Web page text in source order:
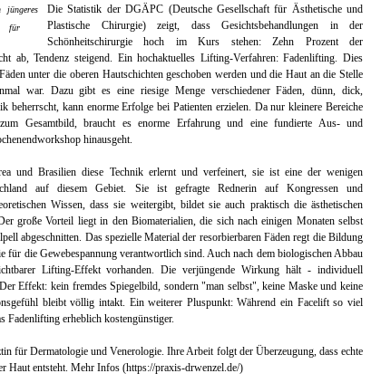
für
Die Statistik der DGÄPC (Deutsche Gesellschaft für Ästhetische und
Plastische Chirurgie) zeigt, dass Gesichtsbehandlungen in der
Schönheitschirurgie hoch im Kurs stehen: Zehn Prozent der
ab, Tendenz steigend. Ein hochaktuelles Lifting-Verfahren: Fadenlifting. Dies
unter die oberen Hautschichten geschoben werden und die Haut an die Stelle
war. Dazu gibt es eine riesige Menge verschiedener Fäden, dünn, dick,
beherrscht, kann enorme Erfolge bei Patienten erzielen. Da nur kleinere Bereiche
Gesamtbild, braucht es enorme Erfahrung und eine fundierte Aus- und
hinausgeht.
und Brasilien diese Technik erlernt und verfeinert, sie ist eine der wenigen
auf diesem Gebiet. Sie ist gefragte Rednerin auf Kongressen und
Wissen, dass sie weitergibt, bildet sie auch praktisch die ästhetischen
große Vorteil liegt in den Biomaterialien, die sich nach einigen Monaten selbst
abgeschnitten. Das spezielle Material der resorbierbaren Fäden regt die Bildung
für die Gewebespannung verantwortlich sind. Auch nach dem biologischen Abbau
Lifting-Effekt vorhanden. Die verjüngende Wirkung hält - individuell
Effekt: kein fremdes Spiegelbild, sondern "man selbst", keine Maske und keine
bleibt völlig intakt. Ein weiterer Pluspunkt: Während ein Facelift so viel
Fadenlifting erheblich kostengünstiger.
für Dermatologie und Venerologie. Ihre Arbeit folgt der Überzeugung, dass echte
Haut entsteht. Mehr Infos (https://praxis-drwenzel.de/)